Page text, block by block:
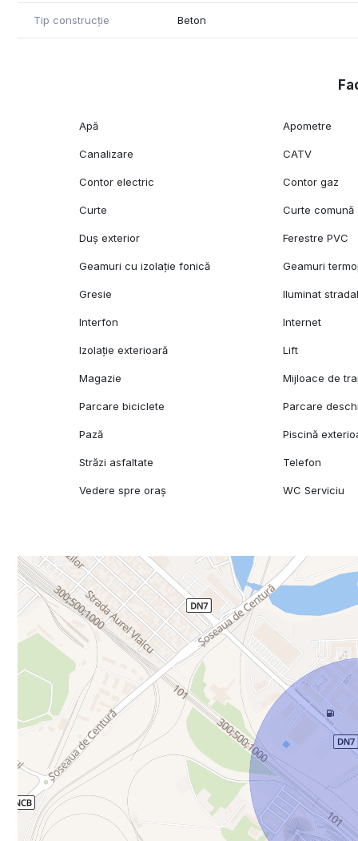
Ideal pentru cei care caută un spațiu modern, eficient
Tip construcție Beton
Apă Apometre
Canalizare CATV
Contor electric Contor gaz
Curte Curte comună
Duș exterior Ferestre PVC
Geamuri cu izolație fonică Geamuri
Gresie Iluminat stradal
Interfon Internet
Izolație exterioară Lift
Magazie Mijloace de
Parcare biciclete Parcare
Pază Piscină
Străzi asfaltate Telefon
Vedere spre oraș WC Serviciu